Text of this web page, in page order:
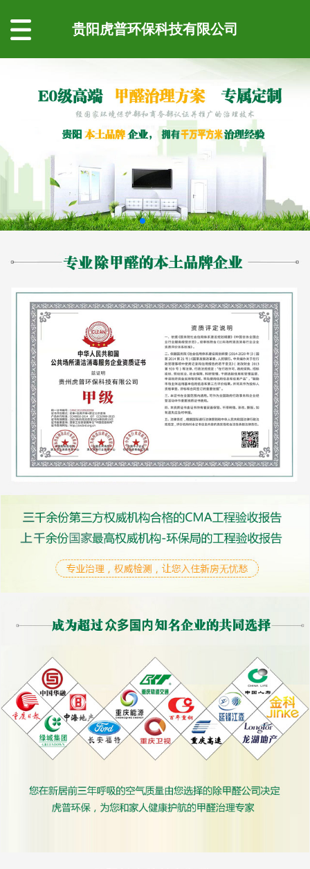
贵阳虎普环保科技有限公司